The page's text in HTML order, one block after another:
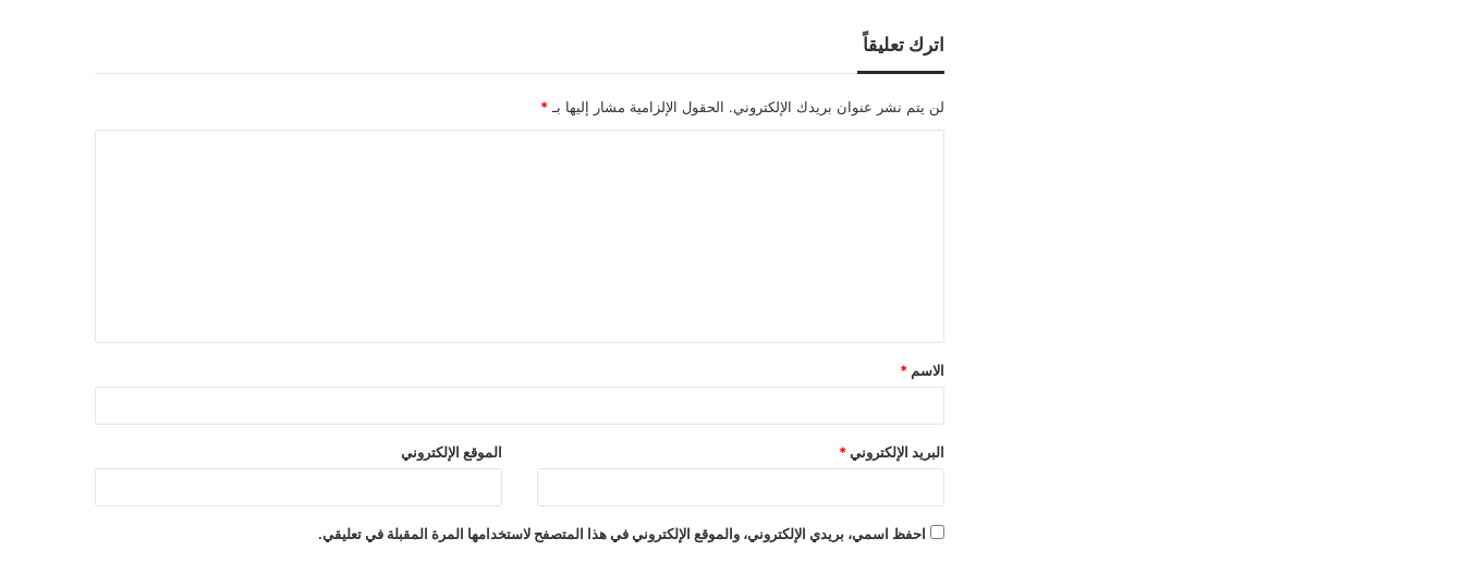
اترك تعليقاً
لن يتم نشر عنوان بريدك الإلكتروني. الحقول الإلزامية مشار إليها بـ *
ق
*
الاسم *
البريد الإلكتروني * الموقع الإلكتروني
احفظ اسمي، بريدي الإلكتروني، والموقع الإلكتروني في هذا المتصفح لاستخدامها المرة المقبلة في تعليقي.